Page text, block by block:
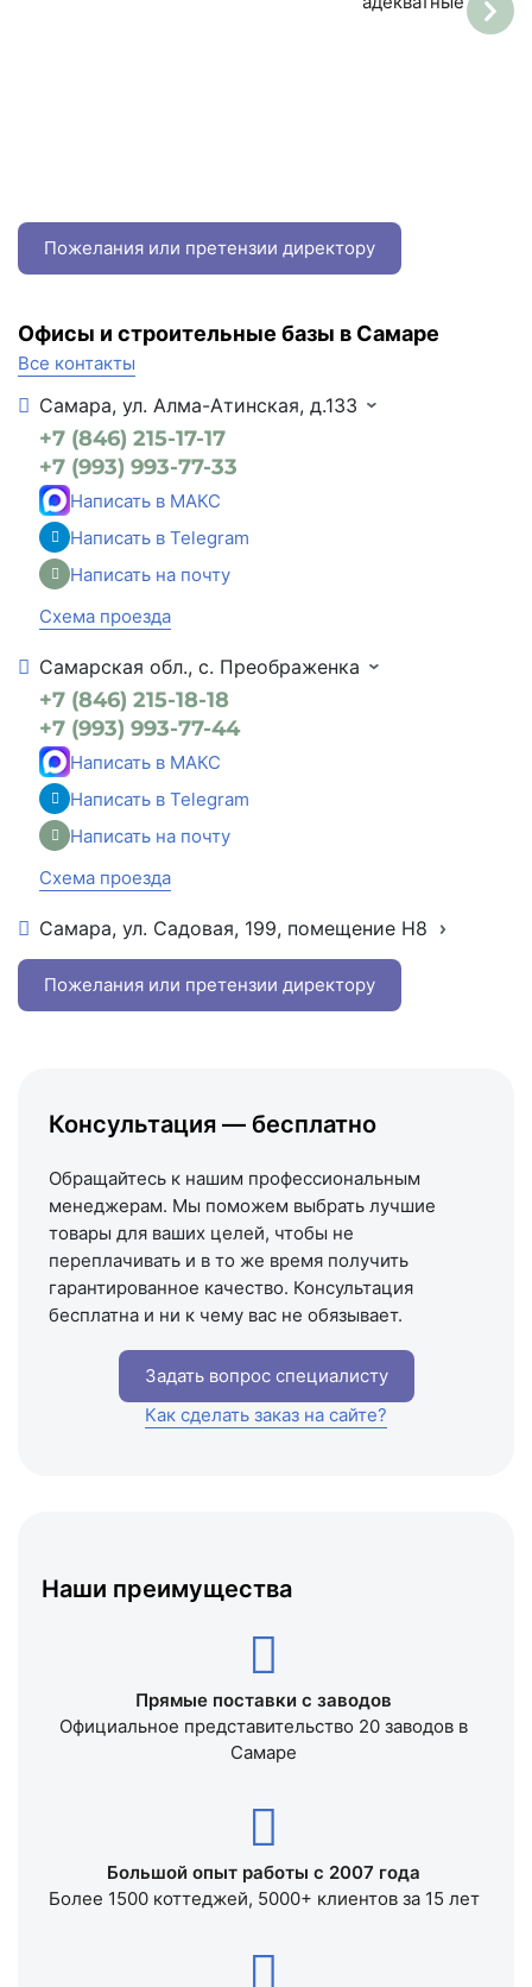
Пожелания или претензии директору
Офисы и строительные базы в Самаре
Все контакты
Самара, ул. Алма-Атинская, д.133
+7 (846) 215-17-17
+7 (993) 993-77-33
Написать в МАКС
Написать в Telegram
Написать на почту
Схема проезда
Самарская обл., с. Преображенка
+7 (846) 215-18-18
+7 (993) 993-77-44
Написать в МАКС
Написать в Telegram
Написать на почту
Схема проезда
Самара, ул. Садовая, 199, помещение Н8
+7 (993) 993-77-22
Написать в МАКС
Схема проезда
Пожелания или претензии директору
Наши преимущества
Прямые поставки с заводов
Официальное представительство 20 заводов в
Самаре
Большой опыт работы с 2007 года
Более 1500 коттеджей, 5000+ клиентов за 15 лет
Консультация — бесплатно
Обращайтесь к нашим профессиональным
менеджерам. Мы поможем выбрать лучшие
товары для ваших целей, чтобы не
переплачивать и в то же время получить
гарантированное качество. Консультация
бесплатна и ни к чему вас не обязывает.
Задать вопрос специалисту
Как сделать заказ на сайте?